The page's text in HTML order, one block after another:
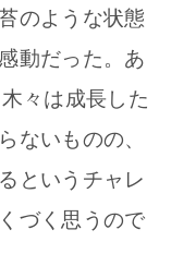
のような状態
動だった。あ
々は成長した
ないものの、
というチャレ
づく思うので